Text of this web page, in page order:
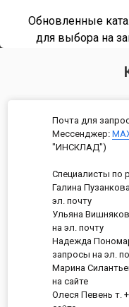
Обновленные
для выбора на
Почта для
Мессенджер:
"ИНСКЛАД")
Специалисты по
Галина
эл. почту
Ульяна
на эл. почту
Надежда
запросы на эл.
Марина
на сайте
Олеся Певень т.